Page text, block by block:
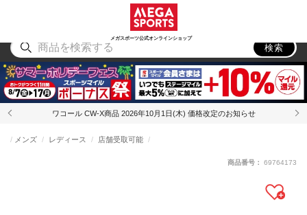
メガスポーツ公式オンラインショップ
アウトドア
検索
ワコール CW-X商品 2026年10月1日(木) 価格改定のお知らせ
メンズ レディース 店舗受取可能
商品番号： 69764173